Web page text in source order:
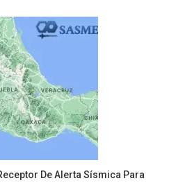
De Alerta Sísmica Para